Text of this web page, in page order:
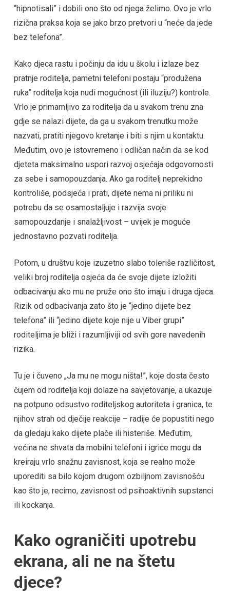
“hipnotisali” i dobili ono što od njega želimo. Ovo je vrlo
rizična praksa koja se jako brzo pretvori u “neće da jede
bez telefona”.
Kako djeca rastu i počinju da idu u školu i izlaze bez
pratnje roditelja, pametni telefoni postaju “produžena
ruka” roditelja koja nudi mogućnost (ili iluziju?) kontrole.
Vrlo je primamljivo za roditelja da u svakom trenu zna
gdje se nalazi dijete, da ga u svakom trenutku može
nazvati, pratiti njegovo kretanje i biti s njim u kontaktu.
Međutim, ovo je istovremeno i odličan način da se kod
djeteta maksimalno uspori razvoj osjećaja odgovornosti
za sebe i samopouzdanja. Ako ga roditelj neprekidno
kontroliše, podsjeća i prati, dijete nema ni priliku ni
potrebu da se osamostaljuje i razvija svoje
samopouzdanje i snalažljivost – uvijek je moguće
jednostavno pozvati roditelja.
Potom, u društvu koje izuzetno slabo toleriše različitost,
veliki broj roditelja osjeća da će svoje dijete izložiti
odbacivanju ako mu ne pruže ono što imaju i druga djeca.
Rizik od odbacivanja zato što je “jedino dijete bez
telefona” ili “jedino dijete koje nije u Viber grupi”
roditeljima je bliži i razumljiviji od svih gore navedenih
rizika.
Tu je i čuveno „Ja mu ne mogu ništa!”, koje dosta često
čujem od roditelja koji dolaze na savjetovanje, a ukazuje
na potpuno odsustvo roditeljskog autoriteta i granica, te
njihov strah od dječije reakcije – radije će popustiti nego
da gledaju kako dijete plače ili histeriše. Međutim,
većina ne shvata da mobilni telefoni i igrice mogu da
kreiraju vrlo snažnu zavisnost, koja se realno može
uporediti sa bilo kojom drugom ozbiljnom zavisnošću
kao što je, recimo, zavisnost od psihoaktivnih supstanci
ili kockanja.
Kako ograničiti upotrebu
ekrana, ali ne na štetu
djece?